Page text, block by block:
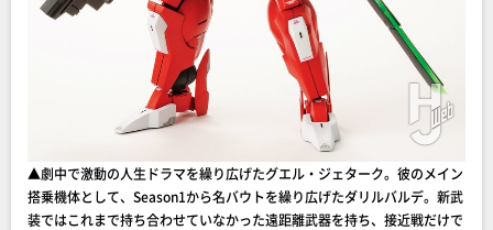
▲劇中で激動の人生ドラマを繰り広げたグエル・ジェターク。彼のメイン
搭乗機体として、Season1から名バウトを繰り広げたダリルバルデ。新武
装ではこれまで持ち合わせていなかった遠距離武器を持ち、接近戦だけで